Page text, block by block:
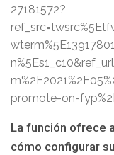
27181572?
promote-on-
La función ofrece
cómo configurar